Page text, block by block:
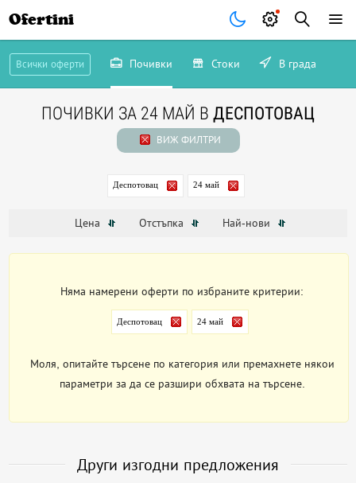
Ofertini
Всички оферти Почивки Стоки В града
ПОЧИВКИ ЗА 24 МАЙ В ДЕСПОТОВАЦ
ВИЖ ФИЛТРИ
Деспотовац 24 май
Цена Отстъпка Най-нови
Няма намерени оферти по избраните критерии:
Деспотовац 24 май
Моля, опитайте търсене по категория или премахнете някои
параметри за да се разшири обхвата на търсене.
Други изгодни предложения